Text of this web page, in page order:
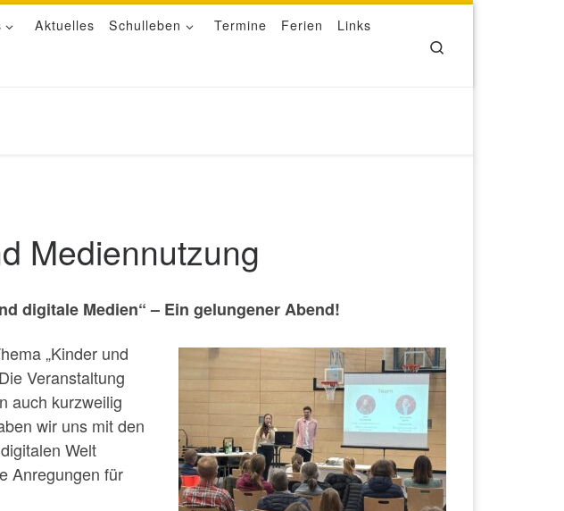
Aktuelles Schulleben Termine Ferien Links
Mediennutzung
digitale Medien“ – Ein gelungener Abend!
„Kinder und
Veranstaltung
auch kurzweilig
wir uns mit den
Welt
Anregungen für